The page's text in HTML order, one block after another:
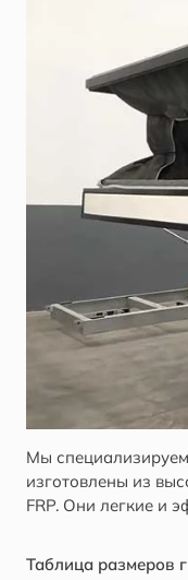
Мы
изготовлены из
FRP. Они легкие и
Таблица размеров